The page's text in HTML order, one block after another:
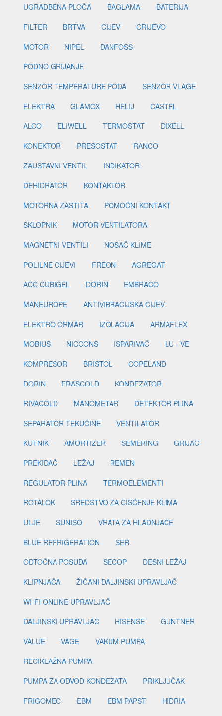
UGRADBENA PLOČA
BAGLAMA
BATERIJA
FILTER
BRTVA CIJEV
CRIJEVO
MOTOR
NIPEL
DANFOSS
PODNO GRIJANJE
SENZOR TEMPERATURE PODA
SENZOR VLAGE
ELEKTRA
GLAMOX HELIJ
CASTEL
ALCO
ELIWELL TERMOSTAT
DIXELL
KONEKTOR
PRESOSTAT
RANCO
ZAUSTAVNI VENTIL
INDIKATOR
DEHIDRATOR
KONTAKTOR
MOTORNA ZAŠTITA
POMOĆNI KONTAKT
SKLOPNIK
MOTOR VENTILATORA
MAGNETNI VENTILI
NOSAČ KLIME
POLILNE CIJEVI
FREON
AGREGAT
ACC CUBIGEL
DORIN
EMBRACO
MANEUROPE
ANTIVIBRACIJSKA CIJEV
ELEKTRO ORMAR
IZOLACIJA
ARMAFLEX
MOBIUS
NICCONS ISPARIVAČ
LU - VE
KOMPRESOR
BRISTOL
COPELAND
DORIN
FRASCOLD
KONDEZATOR
RIVACOLD
MANOMETAR
DETEKTOR PLINA
SEPARATOR TEKUĆINE
VENTILATOR
KUTNIK
AMORTIZER SEMERING
GRIJAČ
PREKIDAČ
LEŽAJ
REMEN
REGULATOR PLINA
TERMOELEMENTI
ROTALOK
SREDSTVO ZA ČIŠĆENJE KLIMA
ULJE
SUNISO
VRATA ZA HLADNJAČE
BLUE REFRIGERATION
SER
ODTOČNA POSUDA
SECOP
DESNI LEŽAJ
KLIPNJAČA
ŽIČANI DALJINSKI UPRAVLJAČ
WI-FI ONLINE UPRAVLJAČ
DALJINSKI UPRAVLJAČ
HISENSE
GUNTNER
VALUE
VAGE
VAKUM PUMPA
RECIKLAŽNA PUMPA
PUMPA ZA ODVOD KONDEZATA
PRIKLJUČAK
FRIGOMEC
EBM EBM PAPST
HIDRIA